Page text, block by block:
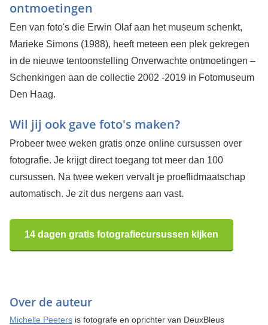
ontmoetingen
Een van foto's die Erwin Olaf aan het museum schenkt,
Marieke Simons (1988), heeft meteen een plek gekregen
in de nieuwe tentoonstelling Onverwachte ontmoetingen –
Schenkingen aan de collectie 2002 -2019 in Fotomuseum
Den Haag.
Wil jij ook gave foto's maken?
Probeer twee weken gratis onze online cursussen over
fotografie. Je krijgt direct toegang tot meer dan 100
cursussen. Na twee weken vervalt je proeflidmaatschap
automatisch. Je zit dus nergens aan vast.
14 dagen gratis fotografiecursussen kijken
Over de auteur
Michelle Peetersis fotografe en oprichter van DeuxBleus